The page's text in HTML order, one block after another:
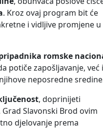
. Kroz ovaj program bit će
i vidljive promjene u
romske
potiče zapošljavanje, već i
neposredne
, doprinijeti
Slavonski Brod ovim
djelovanje prema